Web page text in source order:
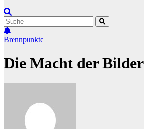
Brennpunkte
Die Macht der Bilder